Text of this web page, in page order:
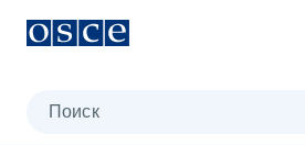
Поиск